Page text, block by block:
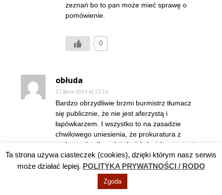
zeznań bo to pan może mieć sprawę o
pomówienie.
0
obłuda
17 lipca 2014 at 13:14
Bardzo obrzydliwie brzmi burmistrz tłumacz
się publicznie, że nie jest aferzystą i
łapówkarzem. I wszystko to na zasadzie
chwilowego uniesienia, że prokuratura z
małego ośrodka gdzie każdy każdego zna nie
dopatrzyła się tego, czego dopatrzył się urząd
marszałkowski. Ciekawe która instytucja się
myli? Bo albo złamano prawo jak mówi
Marszałek albo nie złamano?
Ta strona używa ciasteczek (cookies), dzięki którym nasz serwis
może działać lepiej. POLITYKA PRYWATNOŚCI / RODO
Zgoda